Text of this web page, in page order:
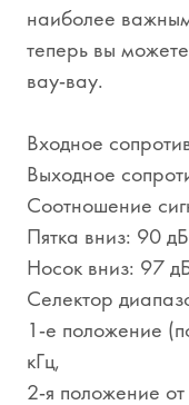
наиболее
теперь вы
вау-вау.
Входное
Выходное
Соотношение
Пятка вниз: 90
Носок вниз: 97
Селектор
1-е положение
кГц,
2-я положение